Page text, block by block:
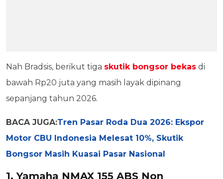
Nah Bradsis, berikut tiga skutik bongsor bekas di
bawah Rp20 juta yang masih layak dipinang
sepanjang tahun 2026.
BACA JUGA:Tren Pasar Roda Dua 2026: Ekspor
Motor CBU Indonesia Melesat 10%, Skutik
Bongsor Masih Kuasai Pasar Nasional
1. Yamaha NMAX 155 ABS Non